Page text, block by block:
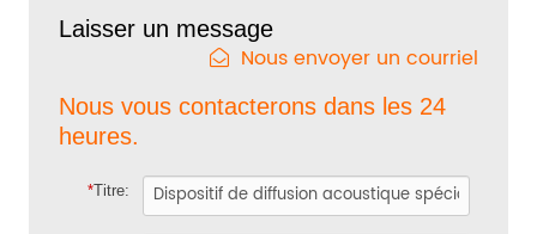
Laisser un message
Nous envoyer un courriel
Nous vous contacterons dans les 24
heures.
*Titre: